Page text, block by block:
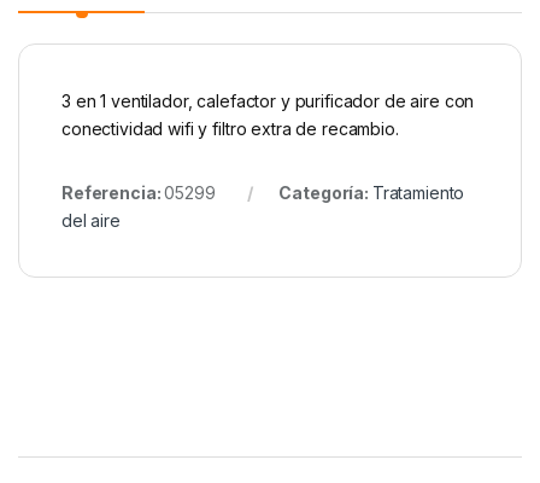
3 en 1 ventilador, calefactor y purificador de aire con
conectividad wifi y filtro extra de recambio.
Referencia:05299 Categoría: Tratamiento
del aire